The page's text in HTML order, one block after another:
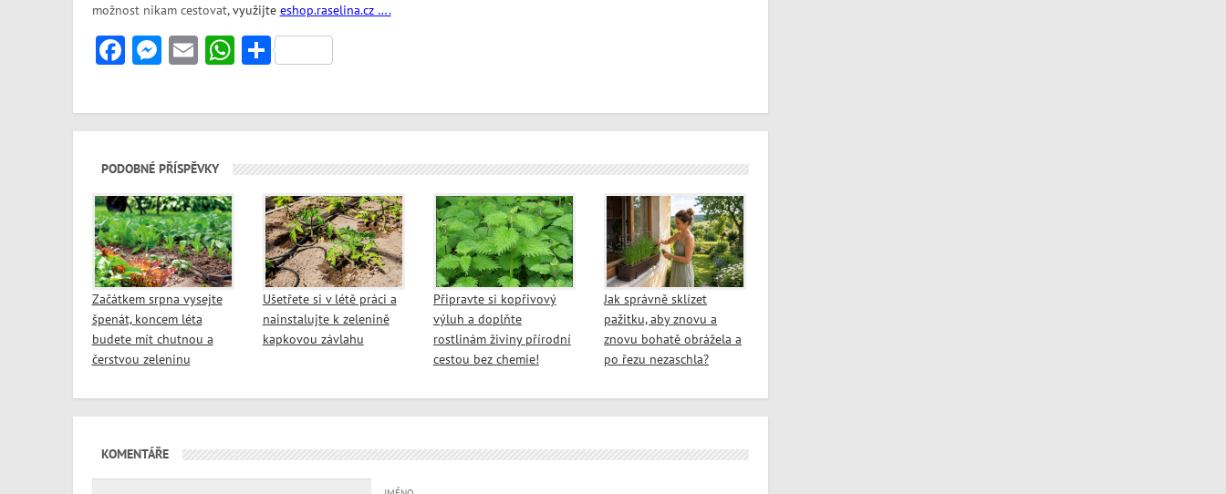
možnost nikam cestovat,využijte eshop.raselina.cz ….
Facebook
Messenger
EmailWhatsApp
Share
PODOBNÉ PŘÍSPĚVKY
Začátkem srpna vysejte
špenát, koncem léta
budete mít chutnou a
čerstvou zeleninu
Ušetřete si v létě práci a
nainstalujte k zelenině
kapkovou závlahu
Připravte si kopřivový
výluh a doplňte
rostlinám živiny přírodní
cestou bez chemie!
Jak správně sklízet
pažitku, aby znovu a
znovu bohatě obrážela a
po řezu nezaschla?
KOMENTÁŘE